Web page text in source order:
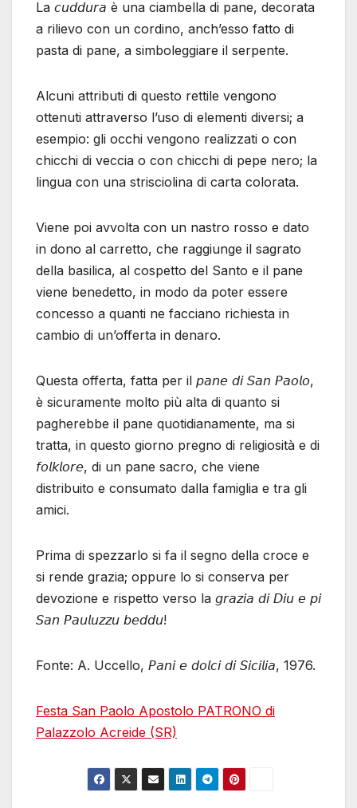
La 𝘤𝘶𝘥𝘥𝘶𝘳𝘢 è una ciambella di pane, decorata
a rilievo con un cordino, anch’esso fatto di
pasta di pane, a simboleggiare il serpente.
Alcuni attributi di questo rettile vengono
ottenuti attraverso l’uso di elementi diversi; a
esempio: gli occhi vengono realizzati o con
chicchi di veccia o con chicchi di pepe nero; la
lingua con una strisciolina di carta colorata.
Viene poi avvolta con un nastro rosso e dato
in dono al carretto, che raggiunge il sagrato
della basilica, al cospetto del Santo e il pane
viene benedetto, in modo da poter essere
concesso a quanti ne facciano richiesta in
cambio di un’offerta in denaro.
Questa offerta, fatta per il 𝘱𝘢𝘯𝘦 𝘥𝘪 𝘚𝘢𝘯 𝘗𝘢𝘰𝘭𝘰,
è sicuramente molto più alta di quanto si
pagherebbe il pane quotidianamente, ma si
tratta, in questo giorno pregno di religiosità e di
𝘧𝘰𝘭𝘬𝘭𝘰𝘳𝘦, di un pane sacro, che viene
distribuito e consumato dalla famiglia e tra gli
amici.
Prima di spezzarlo si fa il segno della croce e
si rende grazia; oppure lo si conserva per
devozione e rispetto verso la 𝘨𝘳𝘢𝘻𝘪𝘢 𝘥𝘪 𝘋𝘪𝘶 𝘦 𝘱𝘪
𝘚𝘢𝘯 𝘗𝘢𝘶𝘭𝘶𝘻𝘻𝘶 𝘣𝘦𝘥𝘥𝘶!
Fonte: A. Uccello, 𝘗𝘢𝘯𝘪 𝘦 𝘥𝘰𝘭𝘤𝘪 𝘥𝘪 𝘚𝘪𝘤𝘪𝘭𝘪𝘢, 1976.
Festa San Paolo Apostolo PATRONO di
Palazzolo Acreide (SR)